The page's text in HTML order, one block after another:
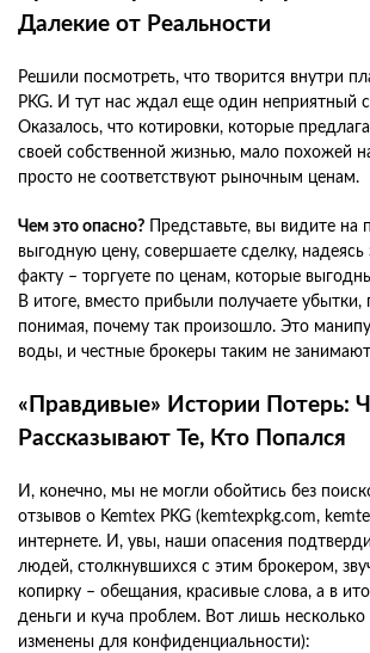
Далекие от Реальности
Решили посмотреть, что творится внутри
PKG. И тут нас ждал еще один неприятный
Оказалось, что котировки, которые
своей собственной жизнью, мало похожей
просто не соответствуют рыночным ценам.
Чем это опасно? Представьте, вы видите на
выгодную цену, совершаете сделку, надеясь
факту – торгуете по ценам, которые
В итоге, вместо прибыли получаете
понимая, почему так произошло. Это
воды, и честные брокеры таким не
«Правдивые» Истории Потерь:
Рассказывают Те, Кто Попался
И, конечно, мы не могли обойтись без
отзывов о Kemtex PKG (kemtexpkg.com,
интернете. И, увы, наши опасения
людей, столкнувшихся с этим брокером,
копирку – обещания, красивые слова, а в
деньги и куча проблем. Вот лишь
изменены для конфиденциальности):